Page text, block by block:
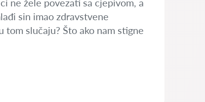
ne žele povezati sa cjepivom, a
sin imao zdravstvene
slučaju? Što ako nam stigne